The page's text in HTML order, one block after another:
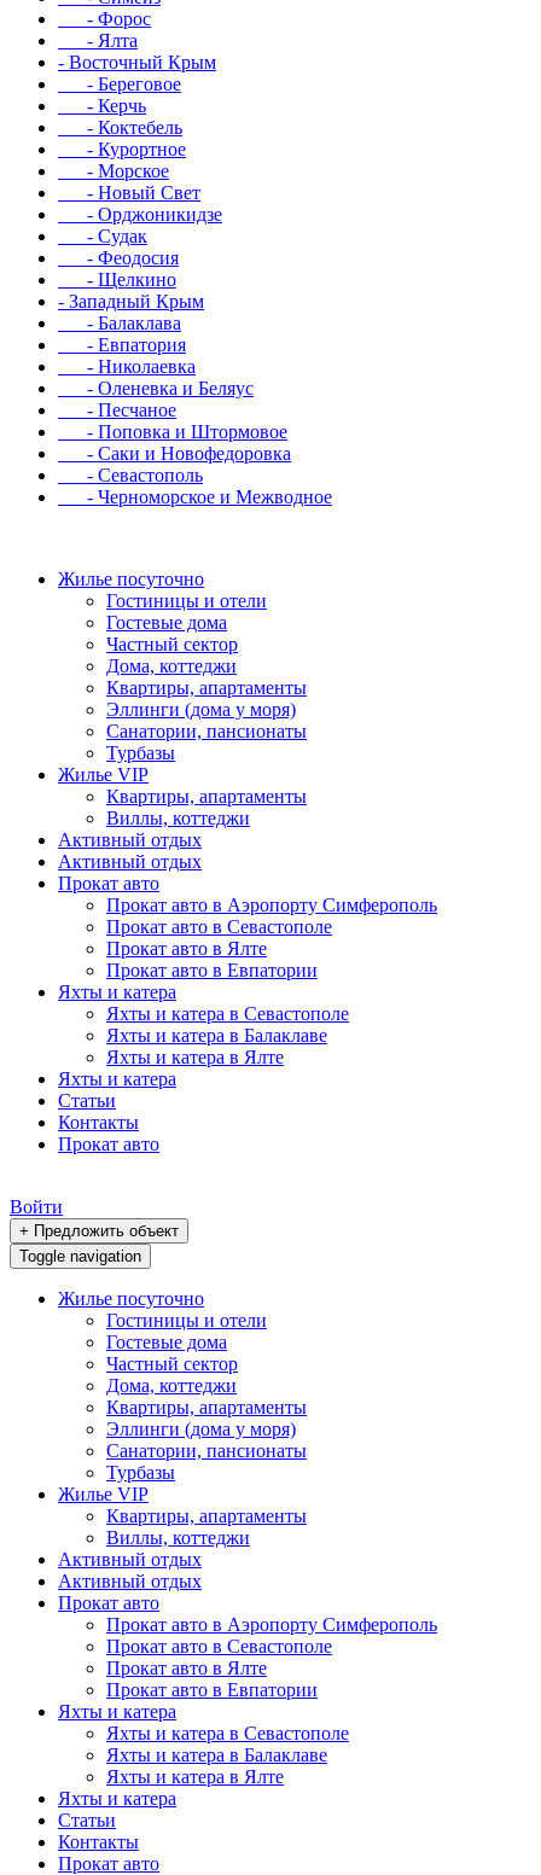
- Форос
- Ялта
- Восточный Крым
- Береговое
- Керчь
- Коктебель
- Курортное
- Морское
- Новый Свет
- Орджоникидзе
- Судак
- Феодосия
- Щелкино
- Западный Крым
- Балаклава
- Евпатория
- Николаевка
- Оленевка и Беляус
- Песчаное
- Поповка и Штормовое
- Саки и Новофедоровка
- Севастополь
- Черноморское и Межводное
Жилье посуточно
Гостиницы и отели
Гостевые дома
Частный сектор
Дома, коттеджи
Квартиры, апартаменты
Эллинги (дома у моря)
Санатории, пансионаты
Турбазы
Жилье VIP
Квартиры, апартаменты
Виллы, коттеджи
Активный отдых
Активный отдых
Прокат авто
Прокат авто в Аэропорту Симферополь
Прокат авто в Севастополе
Прокат авто в Ялте
Прокат авто в Евпатории
Яхты и катера
Яхты и катера в Севастополе
Яхты и катера в Балаклаве
Яхты и катера в Ялте
Яхты и катера
Статьи
Контакты
Прокат авто
Войти
+ Предложить объект
Toggle navigation
Жилье посуточно
Гостиницы и отели
Гостевые дома
Частный сектор
Дома, коттеджи
Квартиры, апартаменты
Эллинги (дома у моря)
Санатории, пансионаты
Турбазы
Жилье VIP
Квартиры, апартаменты
Виллы, коттеджи
Активный отдых
Активный отдых
Прокат авто
Прокат авто в Аэропорту Симферополь
Прокат авто в Севастополе
Прокат авто в Ялте
Прокат авто в Евпатории
Яхты и катера
Яхты и катера в Севастополе
Яхты и катера в Балаклаве
Яхты и катера в Ялте
Яхты и катера
Статьи
Контакты
Прокат авто